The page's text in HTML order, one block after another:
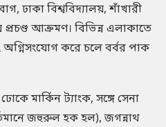
ঢাকা বিশ্ববিদ্যালয়, শাঁখারী
আক্রমণ। বিভিন্ন এলাকাতে
অগ্নিসংযোগ করে চলে বর্বর পাক
মার্কিন ট্যাংক, সঙ্গে সেনা
জহুরুল হক হল), জগন্নাথ